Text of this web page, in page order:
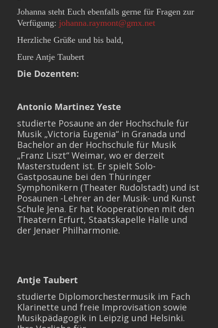
Johanna steht Euch ebenfalls gerne für Fragen zur
Verfügung: johanna.raymont@gmx.net
Herzliche Grüße und bis bald,
Eure Antje Taubert
Die Dozenten:
Antonio Martinez Yeste
studierte Posaune an der Hochschule für
Musik „Victoria Eugenia“ in Granada und
Bachelor an der Hochschule für Musik
„Franz Liszt“ Weimar, wo er derzeit
Masterstudent ist. Er spielt Solo-
Gastposaune bei den Thüringer
Symphonikern (Theater Rudolstadt) und ist
Posaunen -Lehrer an der Musik- und Kunst
Schule Jena. Er hat Kooperationen mit den
Theatern Erfurt, Staatskapelle Halle und
der Jenaer Philharmonie.
Antje Taubert
studierte Diplomorchestermusik im Fach
Klarinette und freie Improvisation sowie
Musikpädagogik in Leipzig und Helsinki.